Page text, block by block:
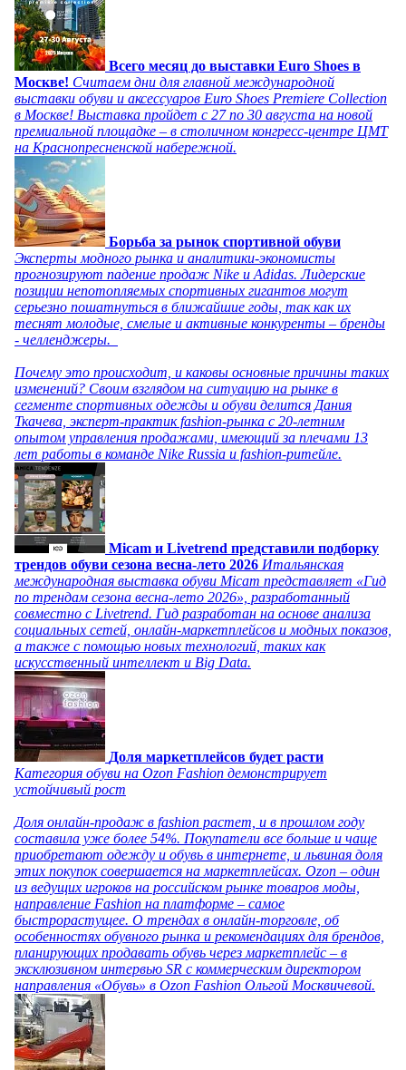
Всего месяц до выставки Euro Shoes в
Москве! Считаем дни для главной международной
выставки обуви и аксессуаров Euro Shoes Premiere Collection
в Москве! Выставка пройдет с 27 по 30 августа на новой
премиальной площадке – в столичном конгресс-центре ЦМТ
на Краснопресненской набережной.
Борьба за рынок спортивной обуви
Эксперты модного рынка и аналитики-экономисты
прогнозируют падение продаж Nike и Adidas. Лидерские
позиции непотопляемых спортивных гигантов могут
серьезно пошатнуться в ближайшие годы, так как их
теснят молодые, смелые и активные конкуренты – бренды
- челленджеры.
Почему это происходит, и каковы основные причины таких
изменений? Своим взглядом на ситуацию на рынке в
сегменте спортивных одежды и обуви делится Дания
Ткачева, эксперт-практик fashion-рынка с 20-летним
опытом управления продажами, имеющий за плечами 13
лет работы в команде Nike Russia и fashion-ритейле.
Micam и Livetrend представили подборку
трендов обуви сезона весна-лето 2026 Итальянская
международная выставка обуви Micam представляет «Гид
по трендам сезона весна-лето 2026», разработанный
совместно с Livetrend. Гид разработан на основе анализа
социальных сетей, онлайн-маркетплейсов и модных показов,
а также с помощью новых технологий, таких как
искусственный интеллект и Big Data.
Доля маркетплейсов будет расти
Категория обуви на Ozon Fashion демонстрирует
устойчивый рост
Доля онлайн-продаж в fashion растет, и в прошлом году
составила уже более 54%. Покупатели все больше и чаще
приобретают одежду и обувь в интернете, и львиная доля
этих покупок совершается на маркетплейсах. Ozon – один
из ведущих игроков на российском рынке товаров моды,
направление Fashion на платформе – самое
быстрорастущее. О трендах в онлайн-торговле, об
особенностях обувного рынка и рекомендациях для брендов,
планирующих продавать обувь через маркетплейс – в
эксклюзивном интервью SR с коммерческим директором
направления «Обувь» в Ozon Fashion Ольгой Москвичевой.